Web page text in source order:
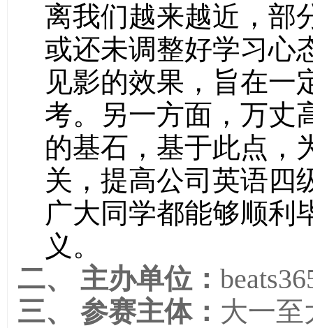
离我们越来越近，部
或还未调整好学习心
见影的效果，旨在一
考。另一方面，万丈
的基石，基于此点，
关，提高公司英语四
广大同学都能够顺利
义。
二、 主办单位：
三、 参赛主体： 大一至